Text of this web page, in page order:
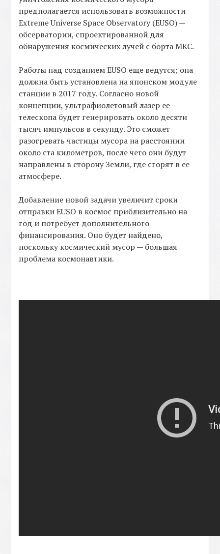
предполагается использовать возможности
Extreme Universe Space Observatory (EUSO) —
обсерватории, спроектированной для
обнаружения космических лучей с борта МКС.
Работы над созданием EUSO еще ведутся; она
должна быть установлена на японском модуле
станции в 2017 году. Согласно новой
концепции, ультрафиолетовый лазер ее
телескопа будет генерировать около десяти
тысяч импульсов в секунду. Это сможет
разогревать частицы мусора на расстоянии
около ста километров, после чего они будут
направлены в сторону Земли, где сгорят в ее
атмосфере.
Добавление новой задачи увеличит сроки
отправки EUSO в космос приблизительно на
год и потребует дополнительного
финансирования. Оно будет найдено,
поскольку космический мусор — большая
проблема космонавтики.